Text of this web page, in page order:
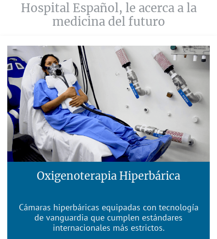
Hospital Español, le acerca a la
medicina del futuro
Oxigenoterapia Hiperbárica
Cámaras hiperbáricas equipadas con tecnología
de vanguardia que cumplen estándares
internacionales más estrictos.